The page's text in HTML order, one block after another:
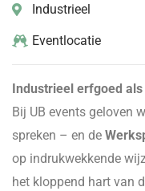
Industrieel
Eventlocatie
Industrieel erfgoed
Bij UB events geloven
spreken – en de
op indrukwekkende
het kloppend hart van